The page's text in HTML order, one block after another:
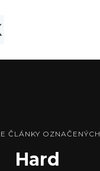
ČLÁNKY OZNAČENÝCH
Hard